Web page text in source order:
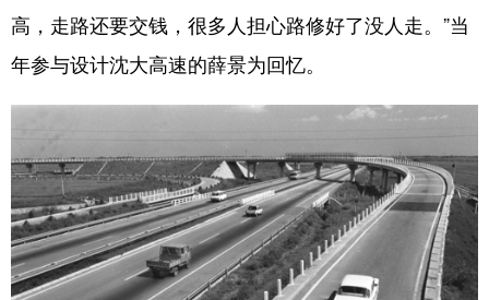
多语种频道
English Español Français عربى
Русский язык 日本語 한국어
Deutsch Português
高，走路还要交钱，很多人担心路修好了没人走。”当
年参与设计沈大高速的薛景为回忆。